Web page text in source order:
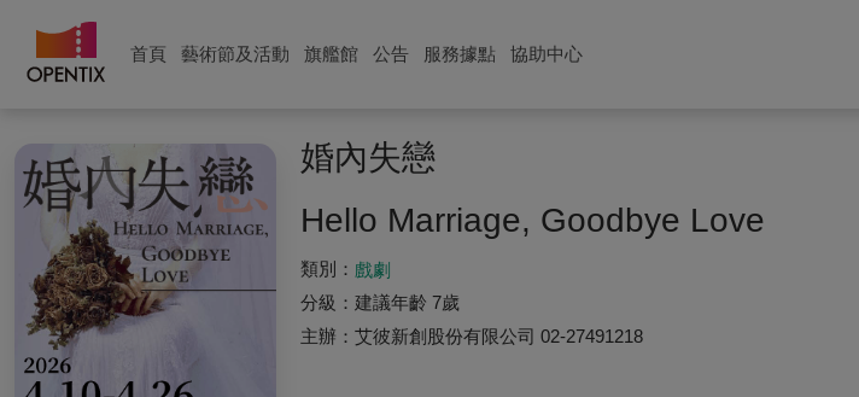
首頁 藝術節及活動 旗艦館 公告 服務據點 協助中心
婚內失戀
Hello Marriage, Goodbye Love
類別： 戲劇
分級： 建議年齡 7歲
主辦： 艾彼新創股份有限公司 02-27491218